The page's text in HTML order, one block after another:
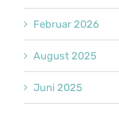
Februar 2026
August 2025
Juni 2025